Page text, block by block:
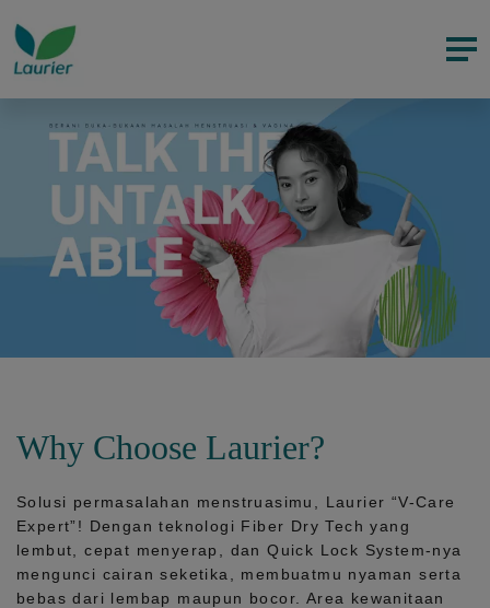
Why Choose Laurier?
Solusi permasalahan menstruasimu, Laurier “V-Care
Expert”! Dengan teknologi Fiber Dry Tech yang
lembut, cepat menyerap, danQuick Lock System-nya
mengunci cairan seketika, membuatmu nyaman serta
bebas dari lembap maupun bocor. Area kewanitaan